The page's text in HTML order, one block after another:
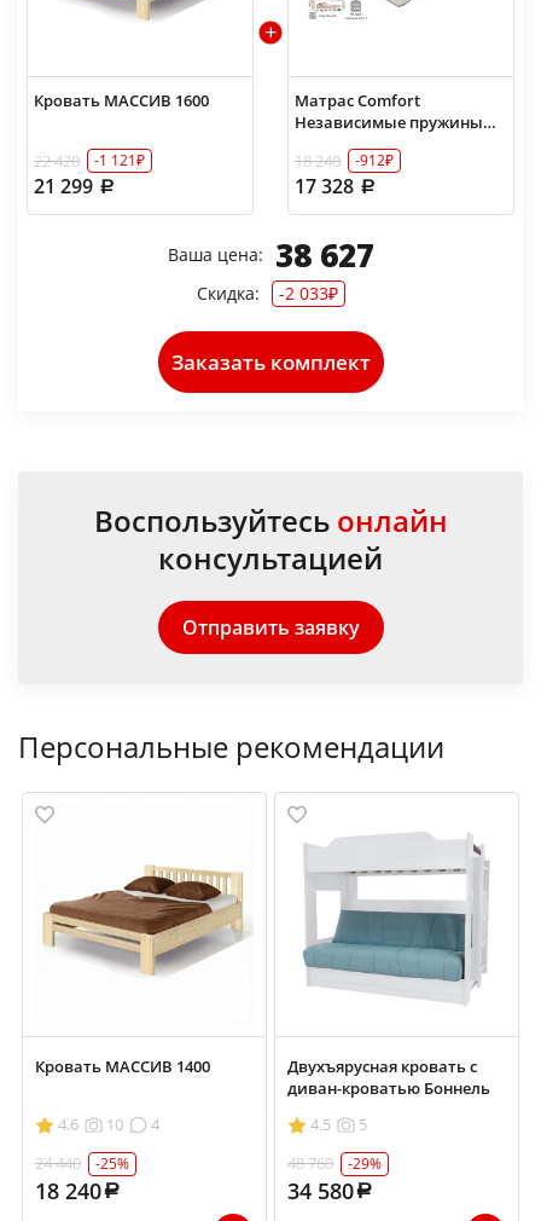
Кровать МАССИВ 1600
22 420 -1 121₽
21 299
Матрас Comfort
Независимые пружины
160х200
18 240 -912₽
17 328
Ваша цена: 38 627
Скидка: -2 033₽
Заказать комплект
Воспользуйтесь онлайн
консультацией
Отправить заявку
Персональные рекомендации
Кровать МАССИВ 1400
4.6 10
4
24 440
-25%
18 240
Двухъярусная кровать с
диван-кроватью Боннель
4.5
5
48 760
-29%
34 580